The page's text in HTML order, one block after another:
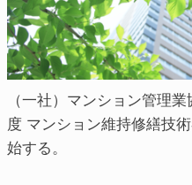
（一社）マンション管理
度 マンション維持修繕技
始する。